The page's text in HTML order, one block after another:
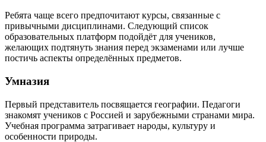
Ребята чаще всего предпочитают курсы, связанные с
привычными дисциплинами. Следующий список
образовательных платформ подойдёт для учеников,
желающих подтянуть знания перед экзаменами или лучше
постичь аспекты определённых предметов.
Умназия
Первый представитель посвящается географии. Педагоги
знакомят учеников с Россией и зарубежными странами мира.
Учебная программа затрагивает народы, культуру и
особенности природы.